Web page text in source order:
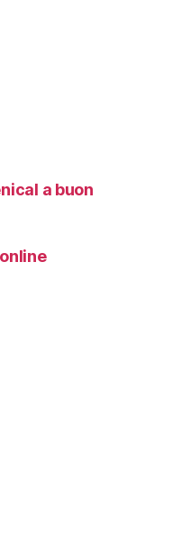
a buon